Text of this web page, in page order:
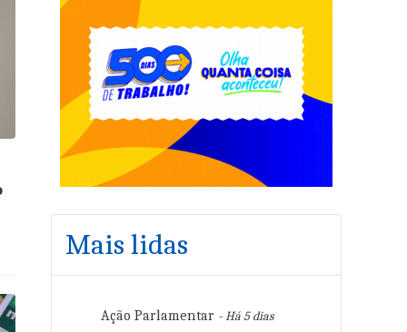
Mais lidas
Ação Parlamentar - Há 5 dias